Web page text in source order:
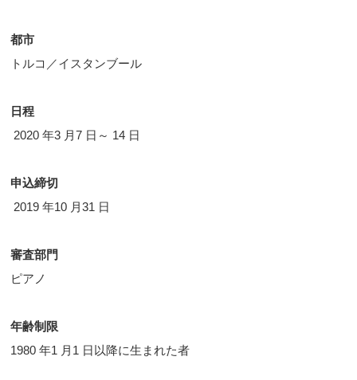
都市
トルコ／イスタンブール
日程
2020 年3 月7 日～ 14 日
申込締切
2019 年10 月31 日
審査部門
ピアノ
年齢制限
1980 年1 月1 日以降に生まれた者